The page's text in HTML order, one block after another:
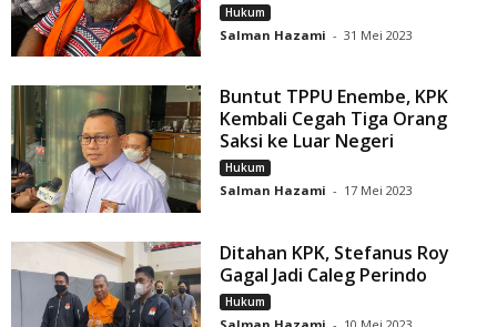
Hukum
Salman Hazami - 31 Mei 2023
Buntut TPPU Enembe, KPK
Kembali Cegah Tiga Orang
Saksi ke Luar Negeri
Hukum
Salman Hazami - 17 Mei 2023
Ditahan KPK, Stefanus Roy
Gagal Jadi Caleg Perindo
Hukum
Salman Hazami - 10 Mei 2023